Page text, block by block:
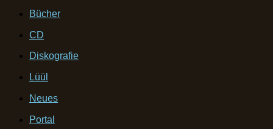
Bücher
CD
Diskografie
Lüül
Neues
Portal